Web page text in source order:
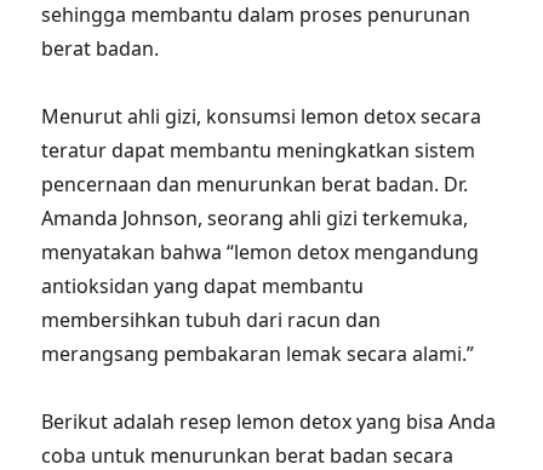
sehingga membantu dalam proses penurunan
berat badan.
Menurut ahli gizi, konsumsi lemon detox secara
teratur dapat membantu meningkatkan sistem
pencernaan dan menurunkan berat badan. Dr.
Amanda Johnson, seorang ahli gizi terkemuka,
menyatakan bahwa “lemon detox mengandung
antioksidan yang dapat membantu
membersihkan tubuh dari racun dan
merangsang pembakaran lemak secara alami.”
Berikut adalah resep lemon detox yang bisa Anda
coba untuk menurunkan berat badan secara